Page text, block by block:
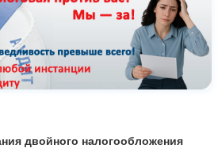
двойного налогообложения